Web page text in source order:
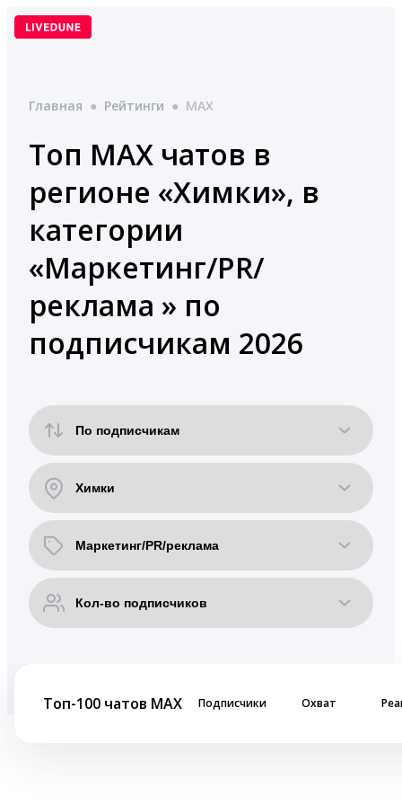
Перейти
Главная ● Рейтинги ● MAX
Топ MAX чатов в
регионе «Химки», в
категории
«Маркетинг/PR/
реклама » по
подписчикам 2026
Топ-100 чатов MAX Подписчики Охват